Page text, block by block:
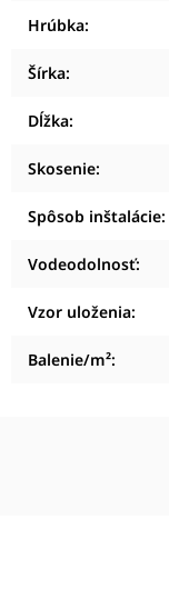
Hrúbka:
Šírka:
Dĺžka:
Skosenie:
Spôsob inštalácie:
Vodeodolnosť:
Vzor uloženia:
Balenie/m²: